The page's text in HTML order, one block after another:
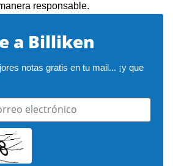
responsable.
a Billiken
notas gratis en tu mail... ¡y que
electrónico